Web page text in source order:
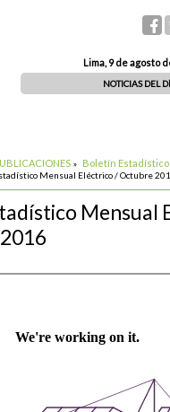
Lima, 9 de agosto
NOTICIAS DEL
» Boletín
Mensual Eléctrico / Octubre
Mensual